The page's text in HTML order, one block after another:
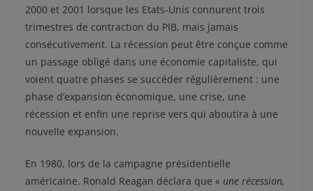
2000 et 2001 lorsque les Etats-Unis connurent trois
trimestres de contraction du PIB, mais jamais
consécutivement. La récession peut être conçue comme
un passage obligé dans une économie capitaliste, qui
voient quatre phases se succéder régulièrement : une
phase d’expansion économique, une crise, une
récession et enfin une reprise vers qui aboutira à une
nouvelle expansion.
En 1980, lors de la campagne présidentielle
américaine, Ronald Reagan déclara que « une récession,